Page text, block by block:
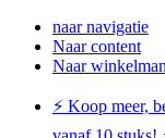
naar navigatie
Naar content
Naar
⚡️ Koop meer,